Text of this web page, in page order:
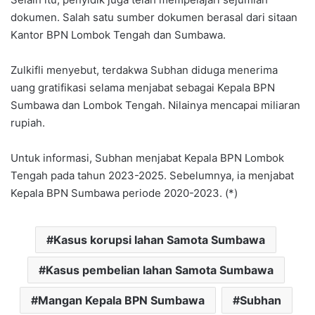
dokumen. Salah satu sumber dokumen berasal dari sitaan
Kantor BPN Lombok Tengah dan Sumbawa.
Zulkifli menyebut, terdakwa Subhan diduga menerima
uang gratifikasi selama menjabat sebagai Kepala BPN
Sumbawa dan Lombok Tengah. Nilainya mencapai miliaran
rupiah.
Untuk informasi, Subhan menjabat Kepala BPN Lombok
Tengah pada tahun 2023-2025. Sebelumnya, ia menjabat
Kepala BPN Sumbawa periode 2020-2023. (*)
Kasus korupsi lahan Samota Sumbawa
Kasus pembelian lahan Samota Sumbawa
Mangan Kepala BPN Sumbawa Subhan